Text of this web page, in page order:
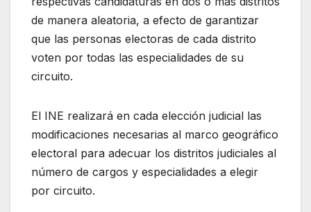
de manera aleatoria, a efecto de garantizar
que las personas electoras de cada distrito
voten por todas las especialidades de su
circuito.
El INE realizará en cada elección judicial las
modificaciones necesarias al marco geográfico
electoral para adecuar los distritos judiciales al
número de cargos y especialidades a elegir
por circuito.